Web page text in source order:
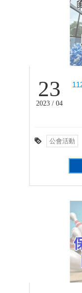
23
2023 / 04
公會活動